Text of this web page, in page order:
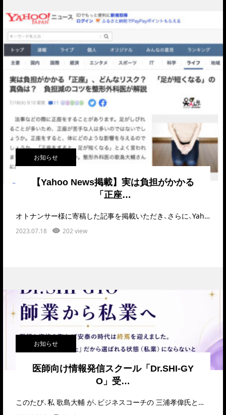
お知らせ
【Yahoo News掲載】実は負担がかかる
「正座…
オトナンサー様に寄稿した記事を掲載いただき、さらに、Yahoo!ニュースでも取りあげていただきま…
2023.07.18 202 view
お知らせ
医師向け情報発信スクール「Dr.SHI-GY
O」受…
このたび、私 歌島大輔 が、ビジネスコーチの 三浦孝偉氏と共同で主宰する、医師限定の情報発信スクール…